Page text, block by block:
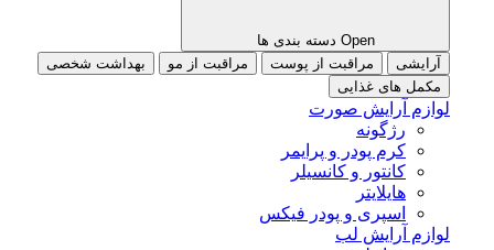
Open دسته بندی ها
آرایشی
مراقبت از پوست مراقبت از مو
بهداشت شخصی
مکمل های غذایی
لوازم آرایش صورت
رژگونه
کرم پودر و پرایمر
کانتور و کانسیلر
هایلایتر
اسپری و پودر فیکس
لوازم آرایش لب